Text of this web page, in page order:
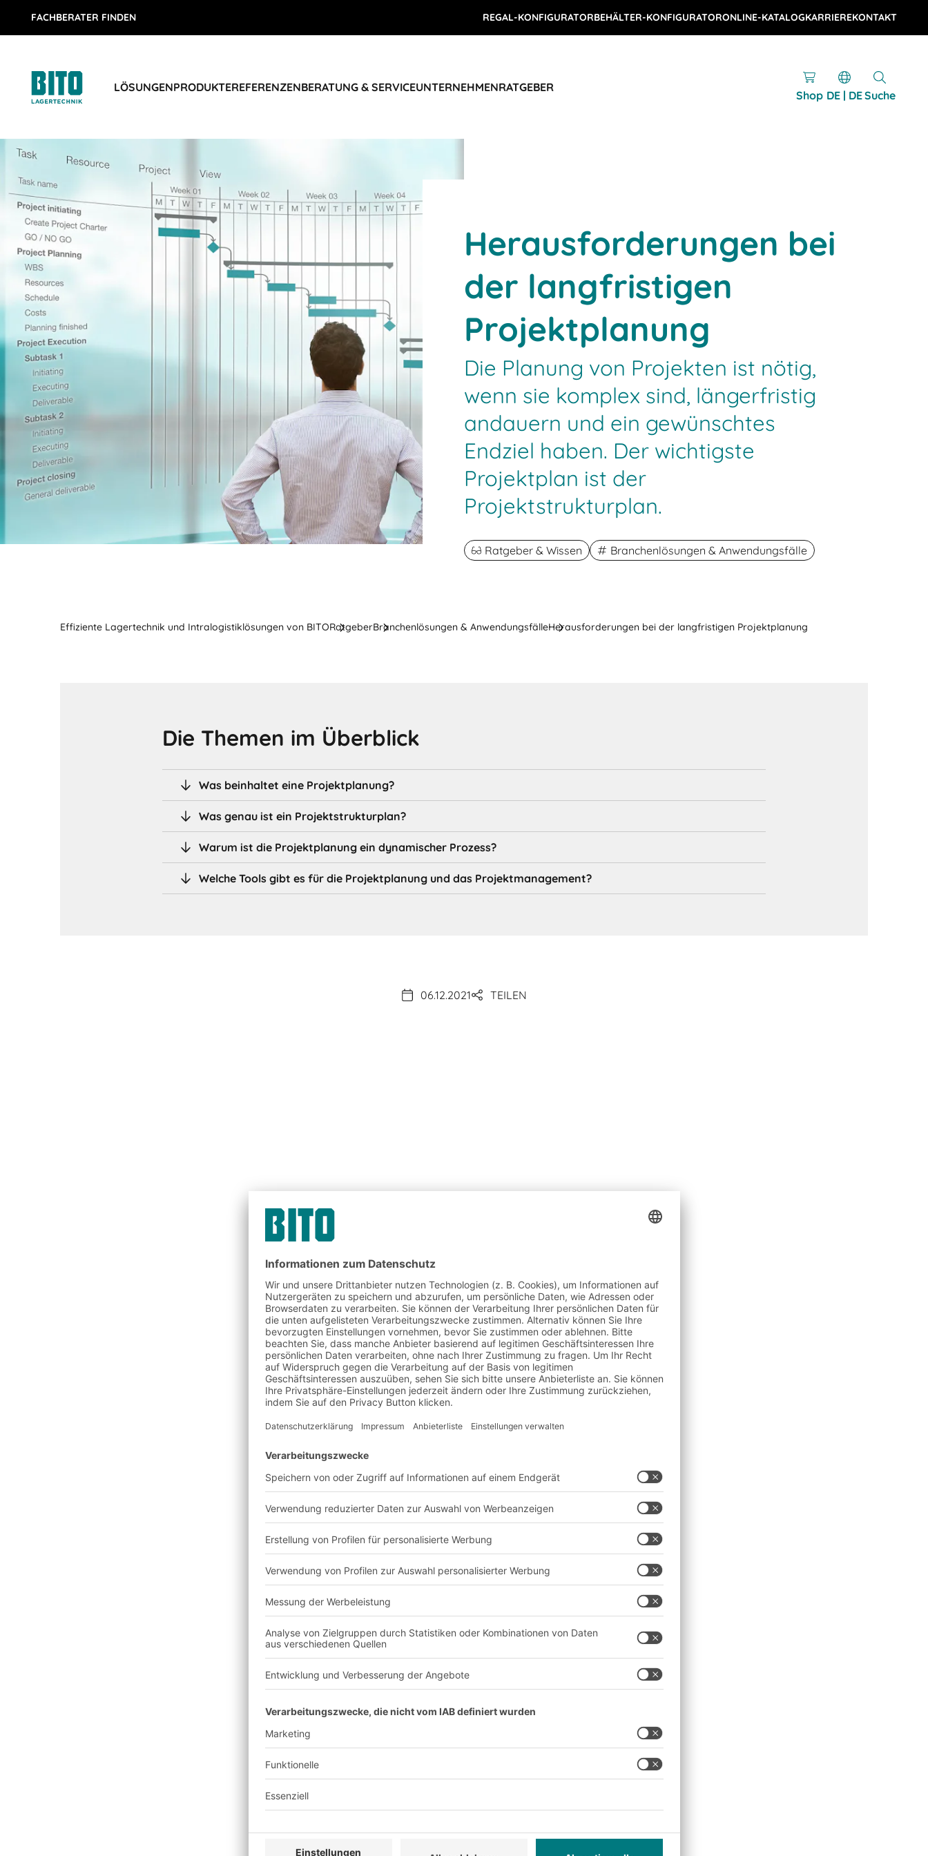
FACHBERATER FINDEN REGAL-KONFIGURATORBEHÄLTER-KONFIGURATORONLINE-KATALOGKARRIEREKONTAKT
LÖSUNGENPRODUKTEREFERENZENBERATUNG & SERVICEUNTERNEHMENRATGEBER
Shop DE | DESuche
Herausforderungen bei
der langfristigen
Projektplanung
Die Planung von Projekten ist nötig,
wenn sie komplex sind, längerfristig
andauern und ein gewünschtes
Endziel haben. Der wichtigste
Projektplan ist der
Projektstrukturplan.
Ratgeber & Wissen Branchenlösungen & Anwendungsfälle
Effiziente Lagertechnik und Intralogistiklösungen von BITORatgeberBranchenlösungen & AnwendungsfälleHerausforderungen bei der langfristigen Projektplanung
Die Themen im Überblick
Was beinhaltet eine Projektplanung?
Was genau ist ein Projektstrukturplan?
Warum ist die Projektplanung ein dynamischer Prozess?
Welche Tools gibt es für die Projektplanung und das Projektmanagement?
06.12.2021 TEILEN
Schritt 2 Projektablaufplan: Arbeitspakete definieren und Arbeitspakete in eine zeitlich logische Reihenfolge
Projektlaufzeit ermitteln.